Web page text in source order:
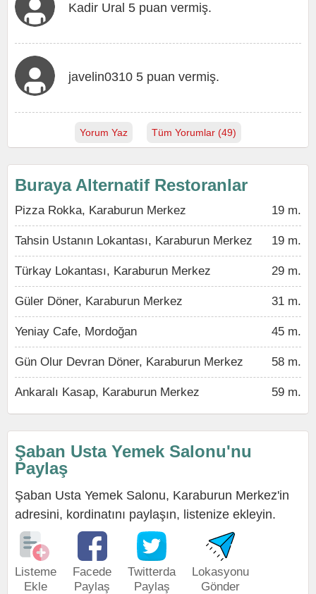
Kadir Ural 5 puan vermiş.
javelin0310 5 puan vermiş.
Yorum Yaz Tüm Yorumlar (49)
Buraya Alternatif Restoranlar
Pizza Rokka, Karaburun Merkez 19 m.
Tahsin Ustanın Lokantası, Karaburun Merkez 19 m.
Türkay Lokantası, Karaburun Merkez 29 m.
Güler Döner, Karaburun Merkez 31 m.
Yeniay Cafe, Mordoğan 45 m.
Gün Olur Devran Döner, Karaburun Merkez 58 m.
Ankaralı Kasap, Karaburun Merkez 59 m.
Şaban Usta Yemek Salonu'nu
Paylaş
Şaban Usta Yemek Salonu, Karaburun Merkez'in
adresini, kordinatını paylaşın, listenize ekleyin.
Listeme
Ekle
Facede
Paylaş
Twitterda
Paylaş
Lokasyonu
Gönder